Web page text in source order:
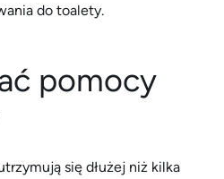
do toalety.
pomocy
się dłużej niż kilka